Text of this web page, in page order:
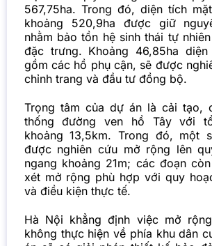
567,75ha. Trong đó, diện tích
khoảng 520,9ha được giữ
nhằm bảo tồn hệ sinh thái tự
đặc trưng. Khoảng 46,85ha
gồm các hồ phụ cận, sẽ được
chỉnh trang và đầu tư đồng bộ.
Trọng tâm của dự án là cải tạo,
thốngđường ven hồ Tâyvới
khoảng 13,5km. Trong đó, một
được nghiên cứu mở rộng lên
ngang khoảng 21m; các đoạn
xét mở rộng phù hợp với quy
và điều kiện thực tế.
Hà Nội khẳng định việc mở
không thực hiện về phía khu dân